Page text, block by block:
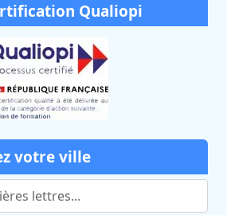
Qualiopi
votre ville